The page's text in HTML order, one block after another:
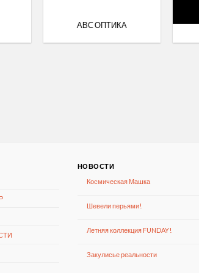
АВС ОПТИКА
НОВОСТИ
Космическая Машка
Шевели перьями!
Летняя коллекция FUNDAY!
Закулисье реальности